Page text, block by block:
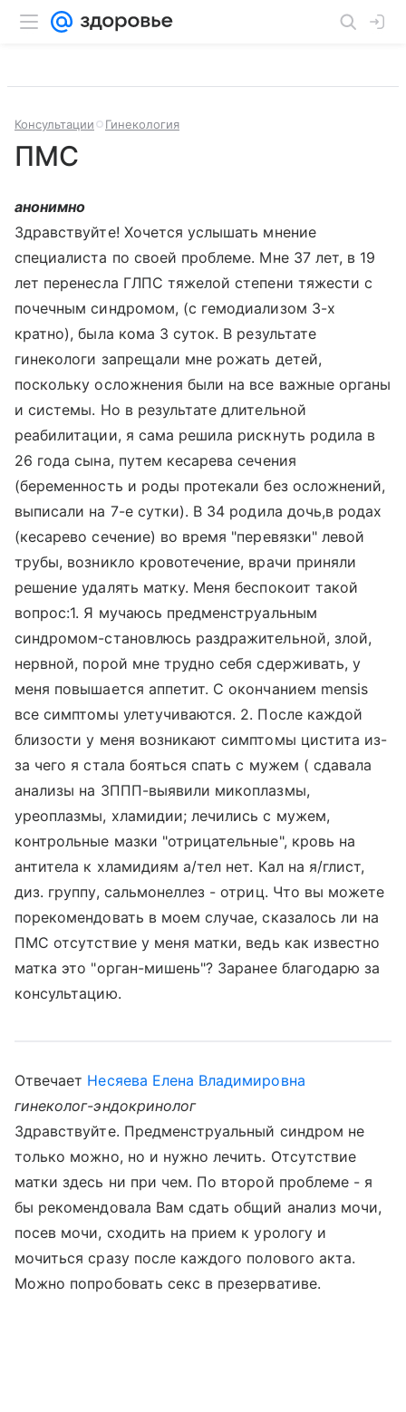
Консультации Гинекология
ПМС
анонимно
Здравствуйте! Хочется услышать мнение
специалиста по своей проблеме. Мне 37 лет, в 19
лет перенесла ГЛПС тяжелой степени тяжести с
почечным синдромом, (с гемодиализом 3-х
кратно), была кома 3 суток. В результате
гинекологи запрещали мне рожать детей,
поскольку осложнения были на все важные органы
и системы. Но в результате длительной
реабилитации, я сама решила рискнуть родила в
26 года сына, путем кесарева сечения
(беременность и роды протекали без осложнений,
выписали на 7-е сутки). В 34 родила дочь,в родах
(кесарево сечение) во время "перевязки" левой
трубы, возникло кровотечение, врачи приняли
решение удалять матку. Меня беспокоит такой
вопрос:1. Я мучаюсь предменструальным
синдромом-становлюсь раздражительной, злой,
нервной, порой мне трудно себя сдерживать, у
меня повышается аппетит. С окончанием mensis
все симптомы улетучиваются. 2. После каждой
близости у меня возникают симптомы цистита из-
за чего я стала бояться спать с мужем ( сдавала
анализы на ЗППП-выявили микоплазмы,
уреоплазмы, хламидии; лечились с мужем,
контрольные мазки "отрицательные", кровь на
антитела к хламидиям а/тел нет. Кал на я/глист,
диз. группу, сальмонеллез - отриц. Что вы можете
порекомендовать в моем случае, сказалось ли на
ПМС отсутствие у меня матки, ведь как известно
матка это "орган-мишень"? Заранее благодарю за
консультацию.
Отвечает Несяева Елена Владимировна
гинеколог-эндокринолог
Здравствуйте. Предменструальный синдром не
только можно, но и нужно лечить. Отсутствие
матки здесь ни при чем. По второй проблеме - я
бы рекомендовала Вам сдать общий анализ мочи,
посев мочи, сходить на прием к урологу и
мочиться сразу после каждого полового акта.
Можно попробовать секс в презервативе.